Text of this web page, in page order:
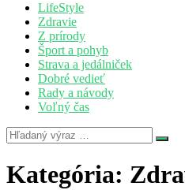
LifeStyle
Zdravie
Z prírody
Šport a pohyb
Strava a jedálniček
Dobré vedieť
Rady a návody
Voľný čas
Kategória: